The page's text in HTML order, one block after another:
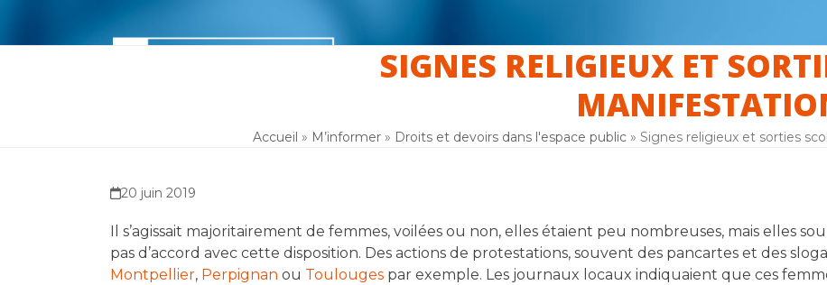
M’outiller La laïcité F.A.Q Inscription
SIGNES RELIGIEUX ET
Accueil » M’informer» Droits et devoirs dans l'espace public» Signes religieux et sorties
20 juin 2019
Il s’agissait majoritairement de femmes, voilées ou non, elles étaient peu nombreuses, mais elles
pas d’accord avec cette disposition. Des actions de protestations, souvent des pancartes et des
Montpellier, Perpignan ou Toulouges par exemple. Les journaux locaux indiquaient que ces